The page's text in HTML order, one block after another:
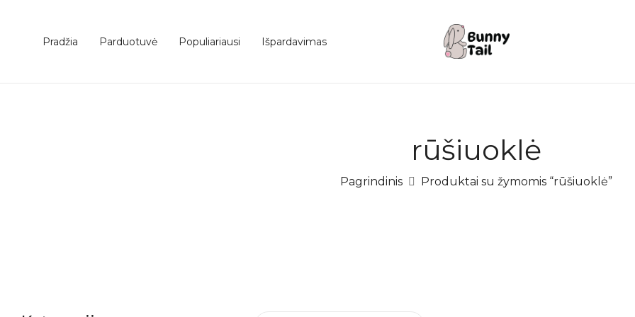
Pradžia Parduotuvė Populiariausi Išpardavimas
rūšiuoklė
Pagrindinis Produktai su žymomis “rūšiuoklė”